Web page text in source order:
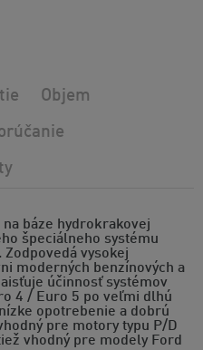
báze hydrokrakovej
špeciálneho systému
Zodpovedá vysokej
moderných benzínových a
účinnosť systémov
4 / Euro 5 po veľmi dlhú
opotrebenie a dobrú
pre motory typu P/D
vhodný pre modely Ford
Objem